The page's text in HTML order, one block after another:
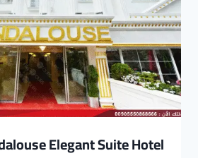
Elegant Suite Hotel